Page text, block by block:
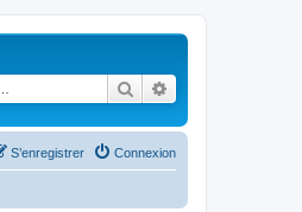
Rechercher
Connexion
S’enregistrer